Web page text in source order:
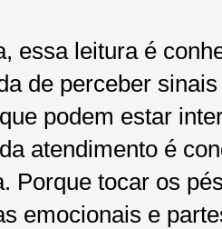
essa leitura é
de perceber
podem estar
atendimento é
Porque tocar os
emocionais e